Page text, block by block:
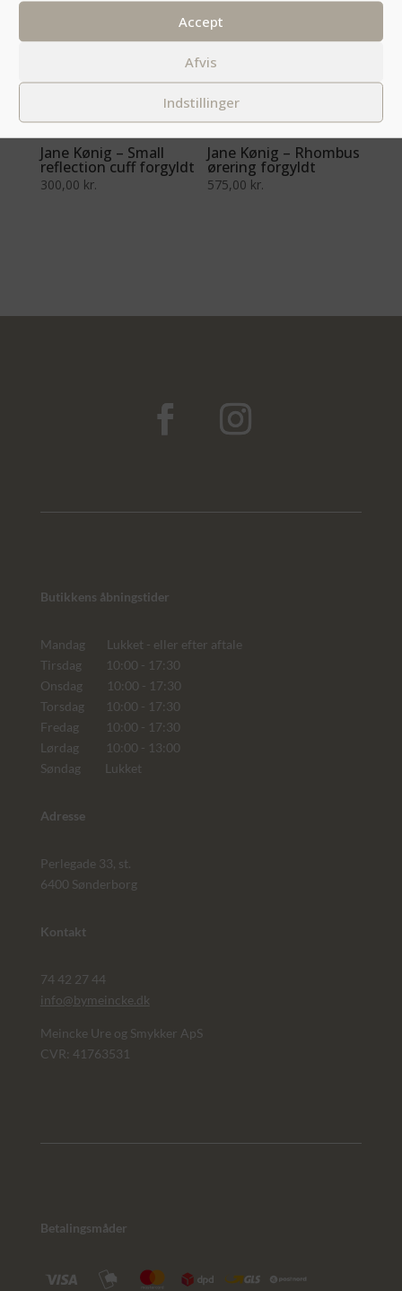
Accept
Afvis
Indstillinger
Jane Kønig – Small
reflection cuff forgyldt
300,00 kr.
Jane Kønig – Rhombus
ørering forgyldt
575,00 kr.
Butikkens åbningstider
Mandag Lukket - eller efter aftale
Tirsdag 10:00 - 17:30
Onsdag 10:00 - 17:30
Torsdag 10:00 - 17:30
Fredag 10:00 - 17:30
Lørdag 10:00 - 13:00
Søndag Lukket
Adresse
Perlegade 33, st.
6400 Sønderborg
Kontakt
74 42 27 44
info@bymeincke.dk
Meincke Ure og Smykker ApS
CVR: 41763531
Betalingsmåder